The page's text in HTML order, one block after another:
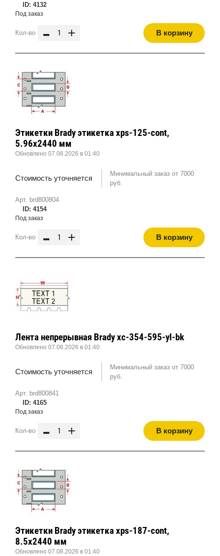
ID: 4132
Под заказ
Кол-во - + В корзину
Арт. brd800804
ID: 4154
Этикетки Brady этикетка xps-125-cont,
5.96x2440 мм
Обновлено 07.08.2026 в 01:40
Стоимость уточняется
Минимальный заказ от 7000
руб.
Под заказ
Кол-во - + В корзину
Арт. brd800841
ID: 4165
Лента непрерывная Brady xc-354-595-yl-bk
Обновлено 07.08.2026 в 01:40
Стоимость уточняется
Минимальный заказ от 7000
руб.
Под заказ
Кол-во - + В корзину
Этикетки Brady этикетка xps-187-cont,
8.5x2440 мм
Обновлено 07.08.2026 в 01:40